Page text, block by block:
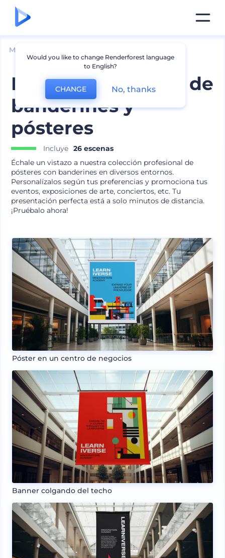
Mockups
Mockups Variados de
banderines y
pósteres
Incluye 26 escenas
Échale un vistazo a nuestra colección profesional de
pósteres con banderines en diversos entornos.
Personalízalos según tus preferencias y promociona tus
eventos, exposiciones de arte, conciertos, etc. Tu
presentación perfecta está a solo minutos de distancia.
¡Pruébalo ahora!
Póster en un centro de negocios
Banner colgando del techo
Would you like to change Renderforest language
to English?
CHANGE No, thanks